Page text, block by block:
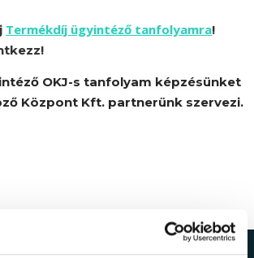
Termékdíj ügyintéző tanfolyamra!
OKJ-s tanfolyam képzésünket
Központ Kft. partnerünk szervezi.